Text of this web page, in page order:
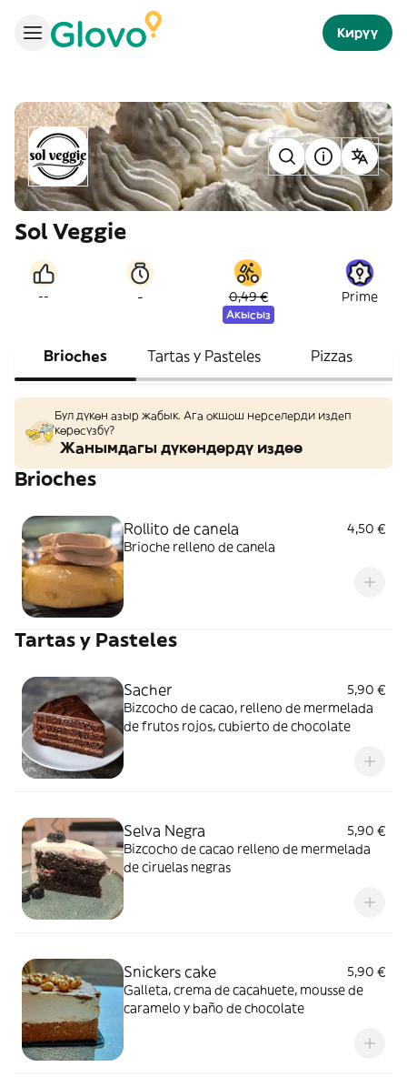
Кирүү
Sol Veggie
-- - 0,49 €
Акысыз
Prime
Brioches Tartas y Pasteles Pizzas
Бул дүкөн азыр жабык. Ага окшош нерселерди издеп
көрөсүзбү?
Жанымдагы дүкөндөрдү издөө
Brioches
Rollito de canela
4,50 €
Brioche relleno de canela
Tartas y Pasteles
Sacher
5,90 €
Bizcocho de cacao, relleno de mermelada
de frutos rojos, cubierto de chocolate
Selva Negra
5,90 €
Bizcocho de cacao relleno de mermelada
de ciruelas negras
Snickers cake
5,90 €
Galleta, crema de cacahuete, mousse de
caramelo y baño de chocolate